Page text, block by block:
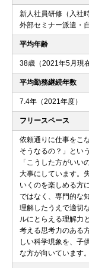
新人社員研修（入社
外部セミナー派遣・
平均年齢
38歳（2021年5月現在
平均勤務継続年数
7.4年（2021年度）
フリースペース
依頼通りに仕事をこ
そうなるの？」とい
「こうした方がい
大事にしています。
いくのを楽しめる方
ではなく、専門的な
理解したうえで適切
ルにとらえる理解力
考える思考力のある
しい科学現象を、子
な方が向いています。